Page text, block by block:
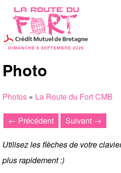
Photo
Photos » La Route du Fort CMB
← Précédent Suivant →
Utilisez les flèches de votre
plus rapidement :)